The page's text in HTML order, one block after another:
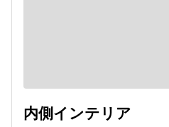
内側インテリア